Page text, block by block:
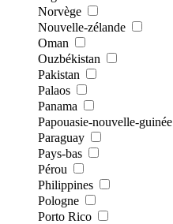
Norvège
Nouvelle-zélande
Oman
Ouzbékistan
Pakistan
Palaos
Panama
Papouasie-nouvelle-guinée
Paraguay
Pays-bas
Pérou
Philippines
Pologne
Porto Rico